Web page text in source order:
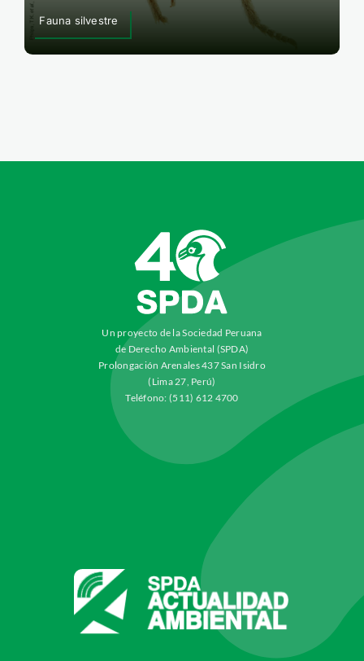
Fauna silvestre
Un proyecto de la Sociedad Peruana
de Derecho Ambiental (SPDA)
Prolongación Arenales 437 San Isidro
(Lima 27, Perú)
Teléfono: (511) 612 4700